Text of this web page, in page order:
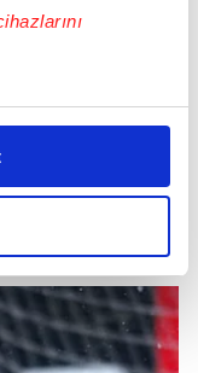
özel
yaparken
sunmak
adına
bu noktada,
tek gelir
isteriz.